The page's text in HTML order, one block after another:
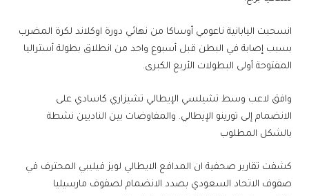
انسحبت اليابانية ​ناعومي أوساكا​ من نهائي ​دورة اوكلاند​ لكرة المضرب
بسبب إصابة في البطن قبل أسبوع واحد من انطلاق بطولة أستراليا
المفتوحة أولى البطولات الأربع الكبرى.
وافق لاعب وسط ​تشيلسي​ الإيطالي ​تشيزاري كاسادي​ على
الانضمام إلى ​تورينو​ الإيطالي. والمفاوضات بين الناديين نشطة
بالشكل المطلوب
كشفت تقارير صحفية ان المدافع الايطالي ​لويز فيليبي​ المحترف في
صفوف ​الاتحاد السعودي​ بصدد الانضمام لصفوف ​مارسيليا